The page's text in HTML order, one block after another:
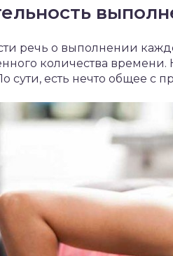
речь о выполнении
количества
сути, есть нечто общее с